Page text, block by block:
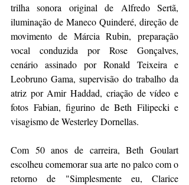
trilha sonora original de Alfredo Sertã,
iluminação de Maneco Quinderé, direção de
movimento de Márcia Rubin, preparação
vocal conduzida por Rose Gonçalves,
cenário assinado por Ronald Teixeira e
Leobruno Gama, supervisão do trabalho da
atriz por Amir Haddad, criação de vídeo e
fotos Fabian, figurino de Beth Filipecki e
visagismo de Westerley Dornellas.
Com 50 anos de carreira, Beth Goulart
escolheu comemorar sua arte no palco com o
retorno de "Simplesmente eu, Clarice